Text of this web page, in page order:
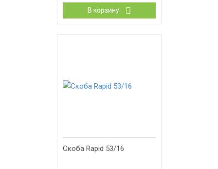
В корзину
Скоба Rapid 53/16